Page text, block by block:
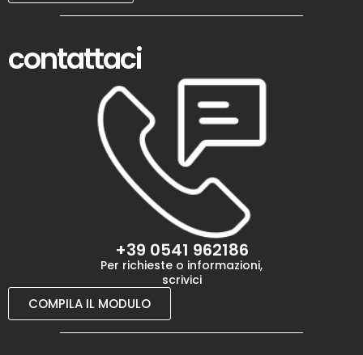
contattaci
+39 0541 962186
Per richieste o informazioni,
scrivici
COMPILA IL MODULO